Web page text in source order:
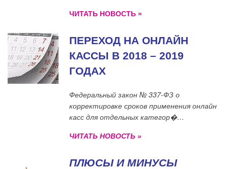
ЧИТАТЬ НОВОСТЬ »
ПЕРЕХОД НА ОНЛАЙН
КАССЫ В 2018 – 2019
ГОДАХ
Федеральный закон № 337-ФЗ о
корректировке сроков применения онлайн
касс для отдельных категор�…
ЧИТАТЬ НОВОСТЬ »
ПЛЮСЫ И МИНУСЫ